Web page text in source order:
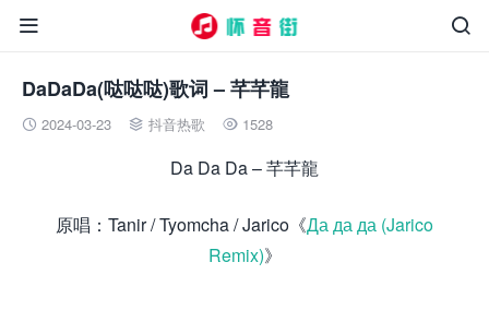


DaDaDa(哒哒哒)歌词 – 芊芊龍
 2024-03-23  抖音热歌  1528
Da Da Da – 芊芊龍
原唱：Tanir / Tyomcha / Jarico《Да да да (Jarico
Remix)》